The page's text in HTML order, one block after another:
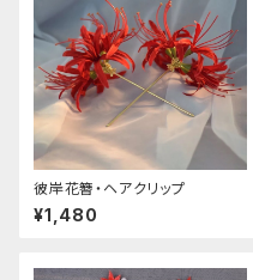
彼岸花簪・ヘアクリップ
¥1,480